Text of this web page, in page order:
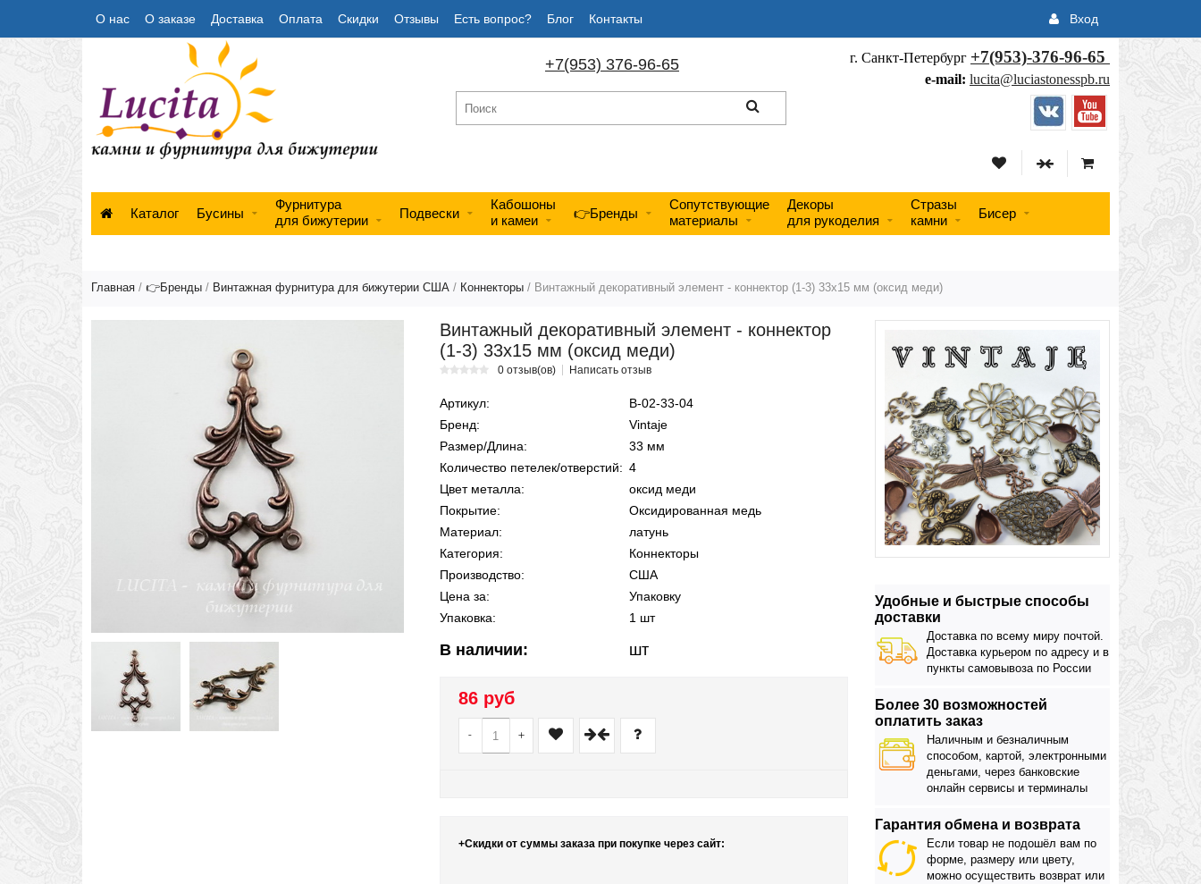
О нас О заказе Доставка Оплата Скидки Отзывы Есть вопрос? Блог Контакты Вход
г. Санкт-Петербург +7(953)-376-96-65
e-mail: lucita@luciastonesspb.ru
+7(953) 376-96-65
Каталог Бусины
Фурнитура
для бижутерии
Подвески
Кабошоны
и камеи
👉Бренды
Сопутствующие
материалы
Декоры
для рукоделия
Стразы
камни
Бисер
Главная / 👉Бренды / Винтажная фурнитура для бижутерии США / Коннекторы / Винтажный декоративный элемент - коннектор (1-3) 33х15 мм (оксид меди)
Удобные и быстрые способы
доставки
Доставка по всему миру почтой.
Доставка курьером по адресу и в
пункты самовывоза по России
Более 30 возможностей
оплатить заказ
Наличным и безналичным
способом, картой, электронными
деньгами, через банковские
онлайн сервисы и терминалы
Гарантия обмена и возврата
Если товар не подошёл вам по
форме, размеру или цвету,
можно осуществить возврат или
Винтажный декоративный элемент - коннектор
(1-3) 33х15 мм (оксид меди)
0 отзыв(ов) Написать отзыв
Артикул:
В-02-33-04
Бренд:
Vintaje
Размер/Длина:
33 мм
Количество петелек/отверстий: 4
Цвет металла:
оксид меди
Покрытие:
Оксидированная медь
Материал:
латунь
Категория:
Коннекторы
Производство:
США
Цена за:
Упаковку
Упаковка:
1 шт
В наличии: шт
86 руб
- +
+Скидки от суммы заказа при покупке через сайт: